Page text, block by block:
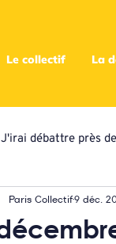
Le collectif La
J'irai débattre près
priorisation
Paris Collectif9 déc.